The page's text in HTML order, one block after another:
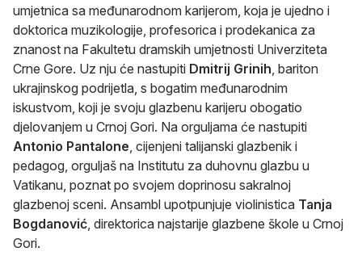
umjetnica sa međunarodnom karijerom, koja je ujedno i
doktorica muzikologije, profesorica i prodekanica za
znanost na Fakultetu dramskih umjetnosti Univerziteta
Crne Gore. Uz nju će nastupiti Dmitrij Grinih , bariton
ukrajinskog podrijetla, s bogatim međunarodnim
iskustvom, koji je svoju glazbenu karijeru obogatio
djelovanjem u Crnoj Gori. Na orguljama će nastupiti
Antonio Pantalone , cijenjeni talijanski glazbenik i
pedagog, orguljaš na Institutu za duhovnu glazbu u
Vatikanu, poznat po svojem doprinosu sakralnoj
glazbenoj sceni. Ansambl upotpunjuje violinistica Tanja
Bogdanović , direktorica najstarije glazbene škole u Crnoj
Gori.